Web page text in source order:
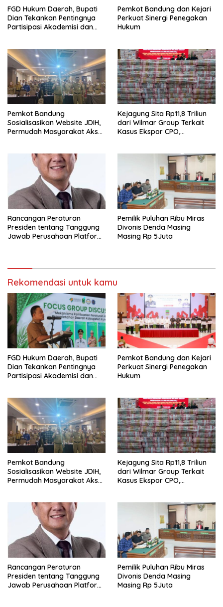
FGD Hukum Daerah, Bupati
Dian Tekankan Pentingnya
Partisipasi Akademisi dan
Pemkot Bandung dan Kejari
Perkuat Sinergi Penegakan
Hukum
Pemkot Bandung
Sosialisasikan Website JDIH,
Permudah Masyarakat Akses
Kejagung Sita Rp11,8 Triliun
dari Wilmar Group Terkait
Kasus Ekspor CPO,
Rancangan Peraturan
Presiden tentang Tanggung
Jawab Perusahaan Platform
Demokrasi
Pemilik Puluhan Ribu Miras
Divonis Denda Masing
Masing Rp 5Juta
Rekomendasi untuk kamu
FGD Hukum Daerah, Bupati
Dian Tekankan Pentingnya
Partisipasi Akademisi dan
Pemkot Bandung dan Kejari
Perkuat Sinergi Penegakan
Hukum
Pemkot Bandung
Sosialisasikan Website JDIH,
Permudah Masyarakat Akses
Kejagung Sita Rp11,8 Triliun
dari Wilmar Group Terkait
Kasus Ekspor CPO,
Rancangan Peraturan
Presiden tentang Tanggung
Jawab Perusahaan Platform
Pemilik Puluhan Ribu Miras
Divonis Denda Masing
Masing Rp 5Juta